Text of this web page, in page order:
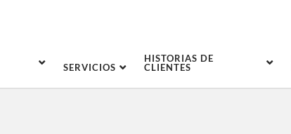
SERVICIOS
HISTORIAS DE
CLIENTES